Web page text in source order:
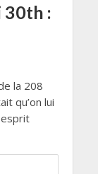
30th :
la 208
qu’on lui